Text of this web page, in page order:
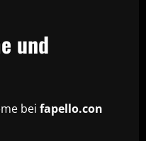
und
bei fapello.con